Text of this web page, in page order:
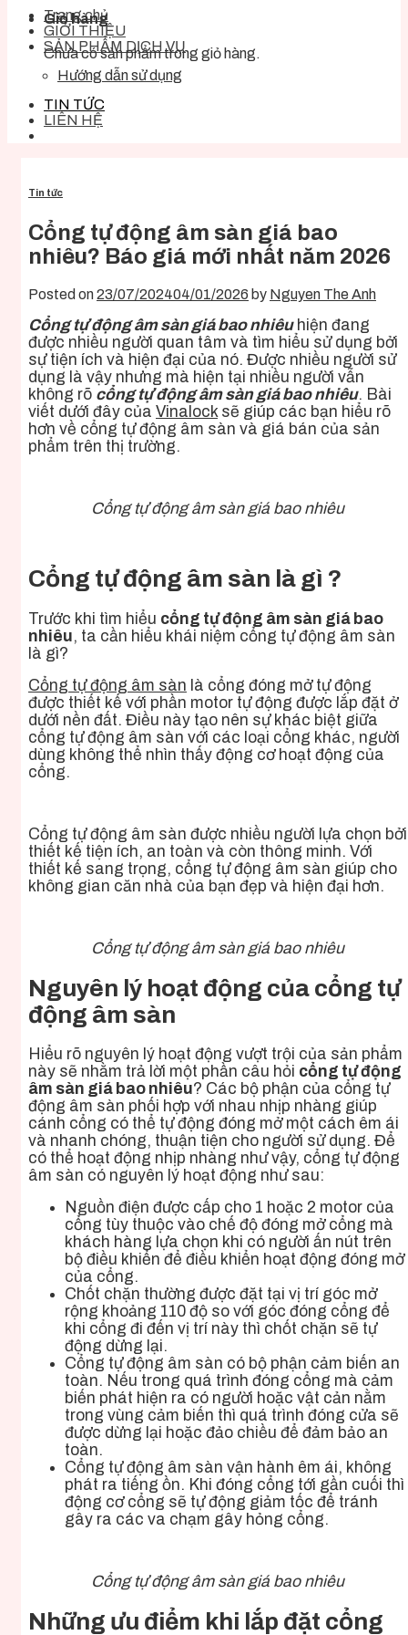
Giỏ hàng
Chưa có sản phẩm trong giỏ hàng.
Trang chủ
GIỚI THIỆU
SẢN PHẨM DỊCH VỤ
Hướng dẫn sử dụng
TIN TỨC
LIÊN HỆ
Tin tức
Cổng tự động âm sàn giá bao
nhiêu? Báo giá mới nhất năm 2026
Posted on23/07/202404/01/2026 by Nguyen The Anh
Cổng tự động âm sàn giá bao nhiêuhiện đang
được nhiều người quan tâm và tìm hiểu sử dụng bởi
sự tiện ích và hiện đại của nó. Được nhiều người sử
dụng là vậy nhưng mà hiện tại nhiều người vẫn
không rõ cổng tự động âm sàn giá bao nhiêu. Bài
viết dưới đây của Vinalocksẽ giúp các bạn hiểu rõ
hơn về cổng tự động âm sàn và giá bán của sản
phẩm trên thị trường.
Cổng tự động âm sàn giá bao nhiêu
Cổng tự động âm sàn là gì ?
Trước khi tìm hiểu cổng tự động âm sàn giá bao
nhiêu, ta cần hiểu khái niệm cổng tự động âm sàn
là gì?
Cổng tự động âm sàn là cổng đóng mở tự động
được thiết kế với phần motor tự động được lắp đặt ở
dưới nền đất. Điều này tạo nên sự khác biệt giữa
cổng tựđộng âm sàn với các loại cổng khác, người
dùng không thể nhìn thấy động cơ hoạt động của
cổng.
Cổng tự động âm sàn được nhiều người lựa chọn bởi
thiết kế tiện ích, an toàn và còn thông minh. Với
thiết kế sang trọng, cổng tự động âm sàn giúp cho
không gian căn nhà của bạn đẹp và hiện đại hơn.
Cổng tự động âm sàn giá bao nhiêu
Nguyên lý hoạt động của cổng tự
động âm sàn
Hiểu rõ nguyên lý hoạt động vượt trội của sản phẩm
này sẽ nhằm trả lời một phần câu hỏi cổng tự động
âm sàn giá bao nhiêu? Các bộ phận của cổng tự
động âm sàn phối hợp với nhau nhịp nhàng giúp
cánh cổng có thể tự động đóng mở một cách êm ái
và nhanh chóng, thuận tiện cho người sử dụng. Để
có thể hoạt động nhịp nhàng như vậy, cổng tự động
âm sàn có nguyên lý hoạt động như sau:
Nguồn điện được cấp cho 1 hoặc 2 motor của
cổng tùy thuộc vào chế độ đóng mở cổng mà
khách hàng lựa chọn khi có người ấn nút trên
bộ điều khiển để điều khiển hoạt động đóng mở
của cổng.
Chốt chặn thường được đặt tại vị trí góc mở
rộng khoảng 110 độ so với góc đóng cổng để
khi cổng đi đến vị trí này thì chốt chặn sẽ tự
động dừng lại.
Cổng tự động âm sàn có bộ phận cảm biến an
toàn. Nếu trong quá trình đóng cổng mà cảm
biến phát hiện ra có người hoặc vật cản nằm
trong vùng cảm biến thì quá trình đóng cửa sẽ
được dừng lại hoặc đảo chiều để đảm bảo an
toàn.
Cổng tự động âm sàn vận hành êm ái, không
phát ra tiếng ồn. Khi đóng cổng tới gần cuối thì
động cơ cổng sẽ tự động giảm tốc để tránh
gây ra các va chạm gây hỏng cổng.
Cổng tự động âm sàn giá bao nhiêu
Những ưu điểm khi lắp đặt cổng